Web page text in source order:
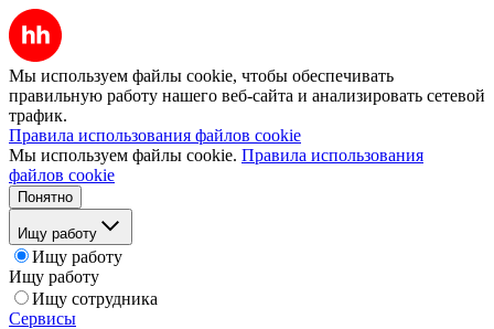
Мы используем файлы cookie, чтобы обеспечивать
правильную работу нашего веб-сайта и анализировать сетевой
трафик.
Правила использования файлов cookie
Мы используем файлы cookie. Правила использования
файлов cookie
Понятно
Ищу работу
Ищу работу
Ищу работу
Ищу сотрудника
Сервисы